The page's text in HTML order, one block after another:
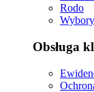
Rodo
Obsługa